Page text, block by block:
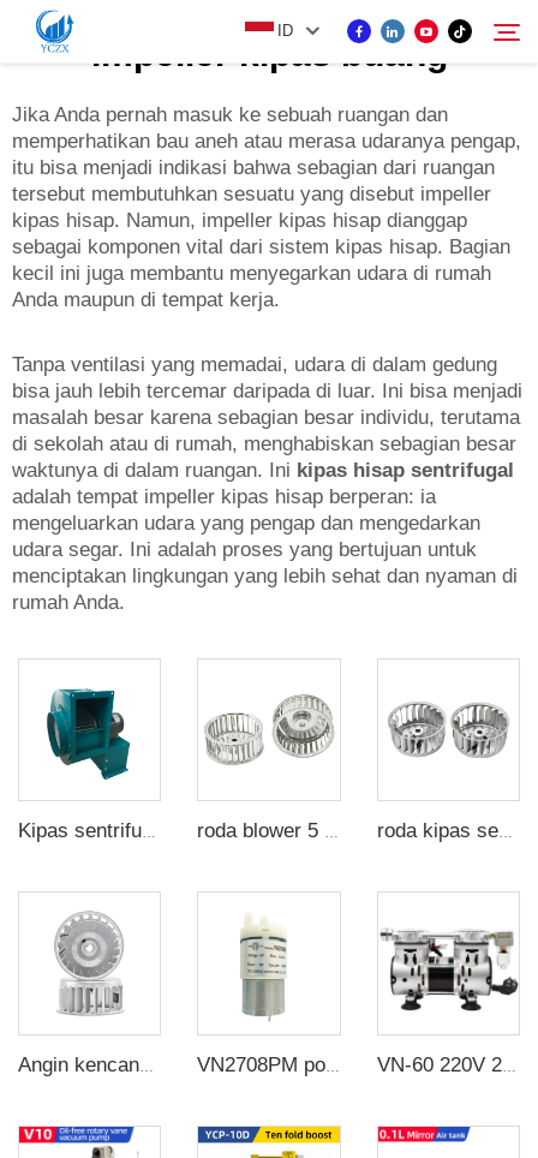
ID
PRODUK
TENTANG KAMI
BERITA
HUBUNGI KAMI
Cari
Impeller kipas buang
Jika Anda pernah masuk ke sebuah ruangan dan
memperhatikan bau aneh atau merasa udaranya pengap,
itu bisa menjadi indikasi bahwa sebagian dari ruangan
tersebut membutuhkan sesuatu yang disebut impeller
kipas hisap. Namun, impeller kipas hisap dianggap
sebagai komponen vital dari sistem kipas hisap. Bagian
kecil ini juga membantu menyegarkan udara di rumah
Anda maupun di tempat kerja.
Tanpa ventilasi yang memadai, udara di dalam gedung
bisa jauh lebih tercemar daripada di luar. Ini bisa menjadi
masalah besar karena sebagian besar individu, terutama
di sekolah atau di rumah, menghabiskan sebagian besar
waktunya di dalam ruangan. Ini kipas hisap sentrifugal
adalah tempat impeller kipas hisap berperan: ia
mengeluarkan udara yang pengap dan mengedarkan
udara segar. Ini adalah proses yang bertujuan untuk
menciptakan lingkungan yang lebih sehat dan nyaman di
rumah Anda.
Kipas sentrifugal performa tinggi untuk induksi draft dengan turbin kipas ekstraksi industri CY270P roda blower 5 inci Bilah melengkung maju bilah lurus ekstruder kipas sentrifugal untuk pendinginan roda kipas sentrifugal dengan bilah lurus 4 inci, roda kipas sentrifugal, pelimpah impeller multi-wing untuk ventilasi pendinginan
VN-60 220V 260W 60L/menit Tekanan Tinggi Pabrik Kustom Pompa Vakum Tanpa Minyak Kecil dengan Suction Negatif 220v